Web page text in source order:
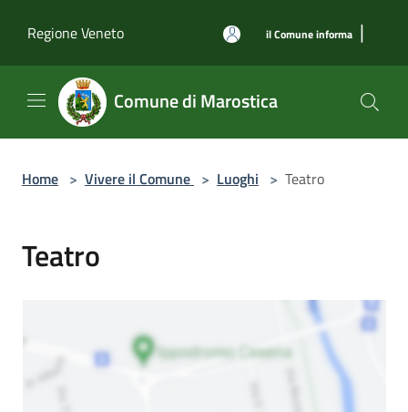
Regione Veneto
il Comune informa |
Comune di Marostica
Home > Vivere il Comune > Luoghi > Teatro
Teatro